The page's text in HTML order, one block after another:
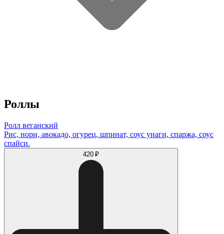
Роллы
Ролл веганский
Рис, нори, авокадо, огурец, шпинат, соус унаги, спаржа, соус
спайси.
420 ₽